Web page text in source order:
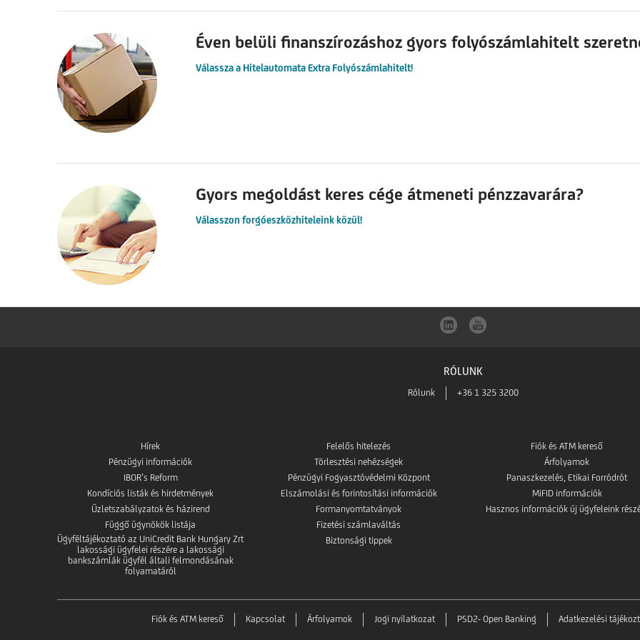
Éven belüli finanszírozáshoz gyors folyószámlahitelt
Válassza a Hitelautomata Extra Folyószámlahitelt!
Gyors megoldást keres cége átmeneti pénzzavarára?
Válasszon forgóeszközhiteleink közül!
RÓLUNK
Rólunk +36 1 325 3200
Hírek
Pénzügyi információk
IBOR’s Reform
Kondíciós listák és hirdetmények
Üzletszabályzatok és házirend
Függő ügynökök listája
Ügyféltájékoztató az UniCredit Bank Hungary Zrt
lakossági ügyfelei részére a lakossági
bankszámlák ügyfél általi felmondásának
folyamatáról
Felelős hitelezés
Törlesztési nehézségek
Pénzügyi Fogyasztóvédelmi Központ
Elszámolási és forintosítási információk
Formanyomtatványok
Fizetési számlaváltás
Biztonsági tippek
Fiók és ATM kereső
Árfolyamok
Panaszkezelés, Etikai Forródrót
MiFID információk
Hasznos információk új ügyfeleink
Fiók és ATM kereső Kapcsolat Árfolyamok Jogi nyilatkozat PSD2- Open Banking Adatkezelési